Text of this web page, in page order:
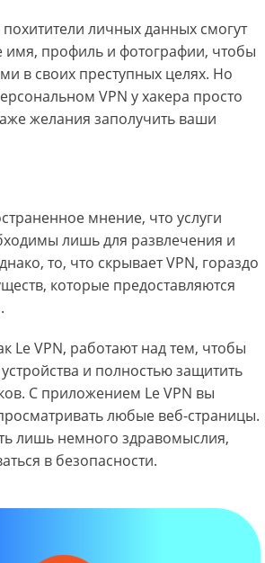
похитители личных данных смогут
имя, профиль и фотографии, чтобы
в своих преступных целях. Но
VPN у хакера просто
желания заполучить ваши
мнение, что услуги
лишь для развлечения и
то, что скрывает VPN, гораздо
которые предоставляются
Le VPN, работают над тем, чтобы
и полностью защитить
С приложением Le VPN вы
любые веб-страницы.
лишь немного здравомыслия,
в безопасности.